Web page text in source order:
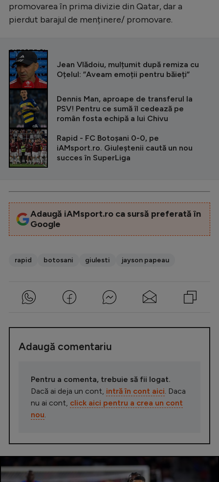
promovarea în prima divizie din Qatar, dar a
pierdut barajul de menținere/ promovare.
CITEȘTE ȘI
Jean Vlădoiu, mulțumit după remiza cu
Oțelul: ”Aveam emoții pentru băieți”
Dennis Man, aproape de transferul la
PSV! Pentru ce sumă îl cedează pe
român fosta echipă a lui Chivu
Rapid - FC Botoșani 0-0, pe
iAMsport.ro. Giuleștenii caută un nou
succes în SuperLiga
Adaugă iAMsport.ro ca sursă preferată în
Google
rapid botosani giulesti jayson papeau
Adaugă comentariu
Pentru a comenta, trebuie să fii logat.
Dacă ai deja un cont, intră în cont aici. Daca
nu ai cont, click aici pentru a crea un cont
nou.